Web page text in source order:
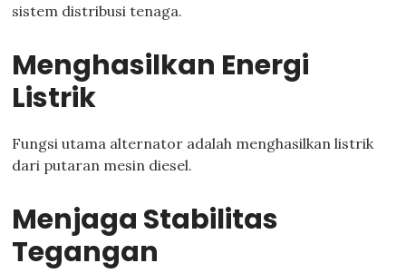
sistem distribusi tenaga.
Menghasilkan Energi
Listrik
Fungsi utama alternator adalah menghasilkan listrik
dari putaran mesin diesel.
Menjaga Stabilitas
Tegangan